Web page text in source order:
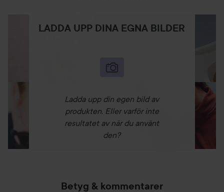
LADDA UPP DINA EGNA BILDER
Ladda upp din egen bild av
produkten. Eller varför inte
resultatet av när du använt
den?
Betyg & kommentarer